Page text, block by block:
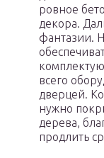
ровное
декора.
фантазии.
всего
дверцей.
нужно
дерева,
продлить